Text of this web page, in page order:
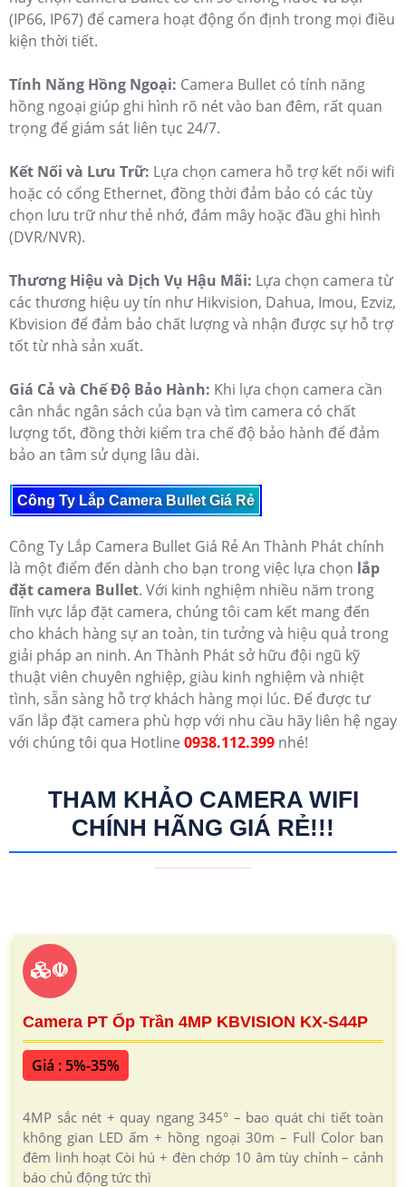
(IP66, IP67) để camera hoạt động ổn định trong mọi điều
kiện thời tiết.
Tính Năng Hồng Ngoại: Camera Bullet có tính năng
hồng ngoại giúp ghi hình rõ nét vào ban đêm, rất quan
trọng để giám sát liên tục 24/7.
Kết Nối và Lưu Trữ: Lựa chọn camera hỗ trợ kết nối wifi
hoặc có cổng Ethernet, đồng thời đảm bảo có các tùy
chọn lưu trữ như thẻ nhớ, đám mây hoặc đầu ghi hình
(DVR/NVR).
Thương Hiệu và Dịch Vụ Hậu Mãi: Lựa chọn camera từ
các thương hiệu uy tín như Hikvision, Dahua, Imou, Ezviz,
Kbvision để đảm bảo chất lượng và nhận được sự hỗ trợ
tốt từ nhà sản xuất.
Giá Cả và Chế Độ Bảo Hành: Khi lựa chọn camera cần
cân nhắc ngân sách của bạn và tìm camera có chất
lượng tốt, đồng thời kiểm tra chế độ bảo hành để đảm
bảo an tâm sử dụng lâu dài.
Công Ty Lắp Camera Bullet Giá Rẻ
Công Ty Lắp Camera Bullet Giá Rẻ An Thành Phát chính
là một điểm đến dành cho bạn trong việc lựa chọn lắp
đặt camera Bullet. Với kinh nghiệm nhiều năm trong
lĩnh vực lắp đặt camera, chúng tôi cam kết mang đến
cho khách hàng sự an toàn, tin tưởng và hiệu quả trong
giải pháp an ninh. An Thành Phát sở hữu đội ngũ kỹ
thuật viên chuyên nghiệp, giàu kinh nghiệm và nhiệt
tình, sẵn sàng hỗ trợ khách hàng mọi lúc. Để được tư
vấn lắp đặt camera phù hợp với nhu cầu hãy liên hệ ngay
với chúng tôi qua Hotline 0938.112.399 nhé!
THAM KHẢO CAMERA WIFI
CHÍNH HÃNG GIÁ RẺ!!!
☫
Camera PT Ốp Trần 4MP KBVISION KX-S44P
Giá : 5%-35%
4MP sắc nét + quay ngang 345° – bao quát chi tiết toàn
không gian LED ấm + hồng ngoại 30m – Full Color ban
đêm linh hoạt Còi hú + đèn chớp 10 âm tùy chỉnh – cảnh
báo chủ động tức thì